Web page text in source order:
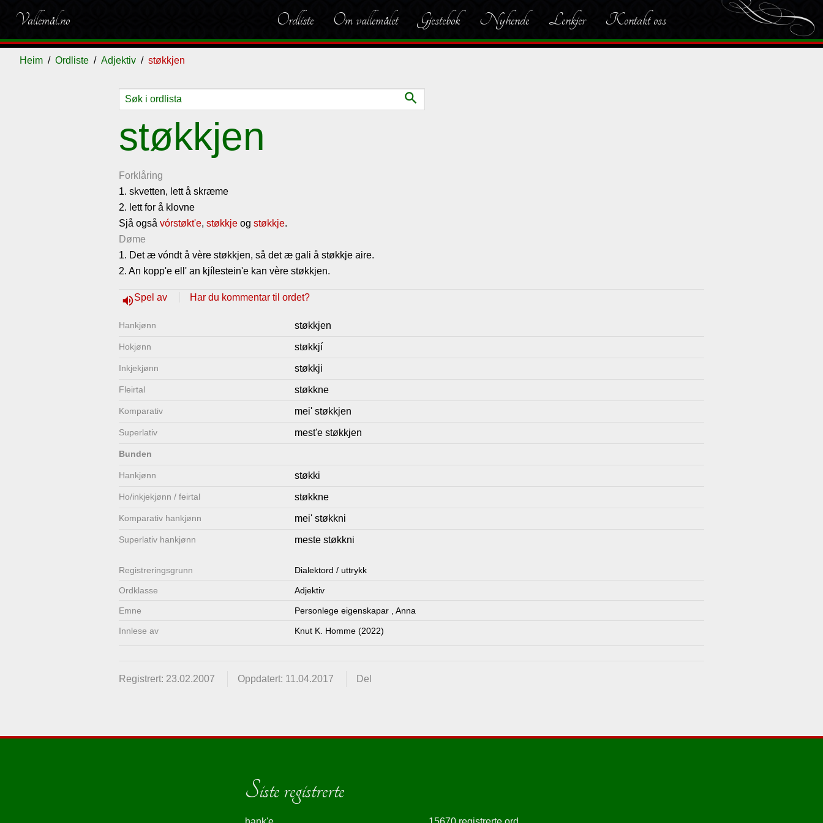
Vallemål.no Ordliste Om vallemålet Gjestebok Nyhende Lenkjer Kontakt oss
Heim Ordliste Adjektiv støkkjen
search
støkkjen
Forklåring
1. skvetten, lett å skræme
2. lett for å klovne
Sjå også vórstøkt'e, støkkje og støkkje.
Døme
1. Det æ vóndt å vère støkkjen, så det æ gali å støkkje aire.
2. An kopp'e ell' an kjílestein'e kan vère støkkjen.
volume_upSpel av Har du kommentar til ordet?
Hankjønn støkkjen
Hokjønn støkkjí
Inkjekjønn støkkji
Fleirtal støkkne
Komparativ mei' støkkjen
Superlativ mest'e støkkjen
Bunden
Hankjønn støkki
Ho/inkjekjønn / feirtal støkkne
Komparativ hankjønn mei' støkkni
Superlativ hankjønn meste støkkni
Registrerings­grunn Dialektord / uttrykk
Ordklasse Adjektiv
Emne Personlege eigenskapar, Anna
Innlese av Knut K. Homme (2022)
Registrert: 23.02.2007 Oppdatert: 11.04.2017 Del
Siste registrerte